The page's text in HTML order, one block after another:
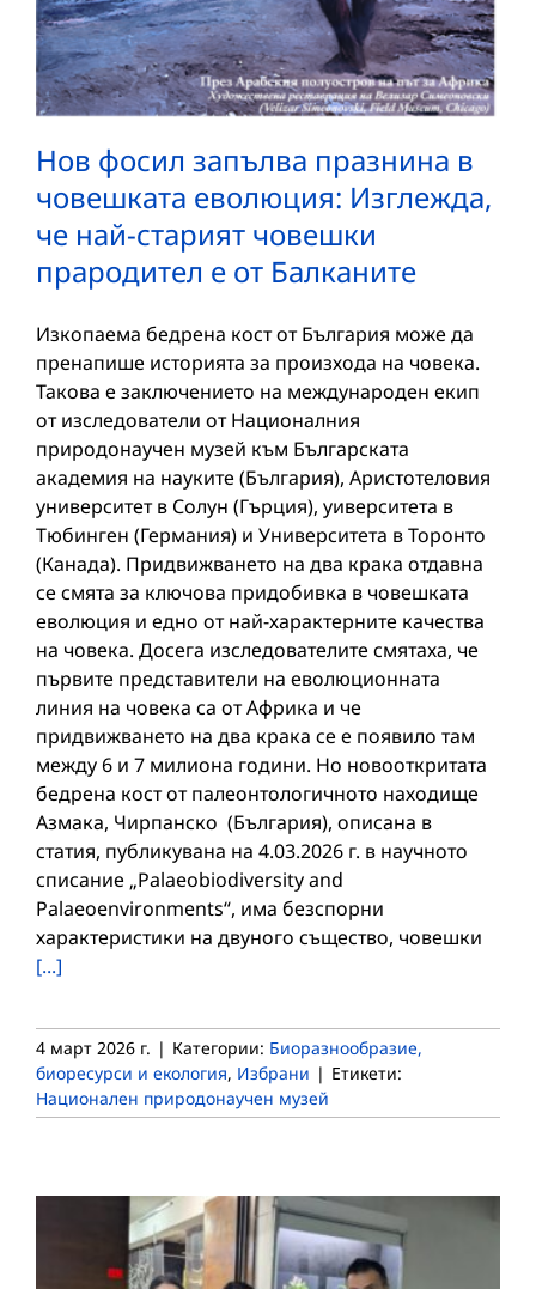
Нов фосил запълва празнина в
човешката еволюция: Изглежда,
че най-старият човешки
прародител е от Балканите
Изкопаема бедрена кост от България може да
пренапише историята за произхода на човека.
Такова е заключението на международен екип
от изследователи от Националния
природонаучен музей към Българската
академия на науките (България), Аристотеловия
университет в Солун (Гърция), уиверситета в
Тюбинген (Германия) и Университета в Торонто
(Канада). Придвижването на два крака отдавна
се смята за ключова придобивка в човешката
еволюция и едно от най-характерните качества
на човека. Досега изследователите смятаха, че
първите представители на еволюционната
линия на човека са от Африка и че
придвижването на два крака се е появило там
между 6 и 7 милиона години. Но новооткритата
бедрена кост от палеонтологичното находище
Азмака, Чирпанско (България), описана в
статия, публикувана на 4.03.2026 г. в научното
списание „Palaeobiodiversity and
Palaeoenvironments“, има безспорни
характеристики на двуного същество, човешки
[...]
4 март 2026 г. | Категории: Биоразнообразие,
биоресурси и екология, Избрани | Етикети:
Национален природонаучен музей